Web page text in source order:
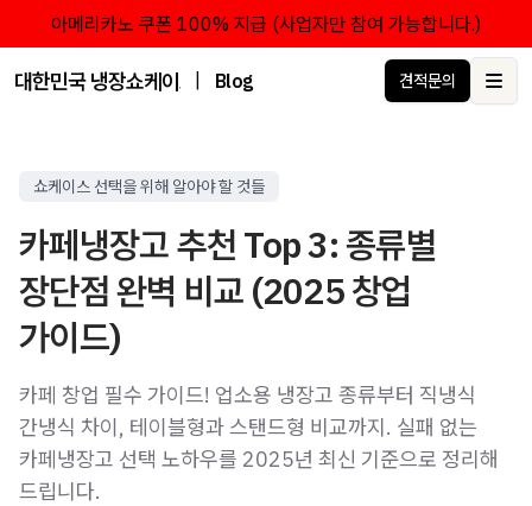
아메리카노 쿠폰 100% 지급 (사업자만 참여 가능합니다.)
대한민국 냉장쇼케이스 점유율 1위 브랜드 한성쇼케이스
Blog 견적문의
쇼케이스 선택을 위해 알아야 할 것들
카페냉장고 추천 Top 3: 종류별
장단점 완벽 비교 (2025 창업
가이드)
카페 창업 필수 가이드! 업소용 냉장고 종류부터 직냉식
간냉식 차이, 테이블형과 스탠드형 비교까지. 실패 없는
카페냉장고 선택 노하우를 2025년 최신 기준으로 정리해
드립니다.